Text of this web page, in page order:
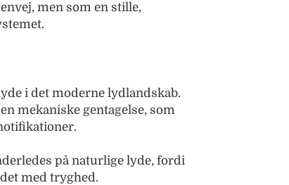
men som en stille,
i det moderne lydlandskab.
mekaniske gentagelse, som
på naturlige lyde, fordi
med tryghed.